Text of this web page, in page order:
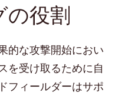
の役割
的な攻撃開始におい
を受け取るために自
フィールダーはサポ